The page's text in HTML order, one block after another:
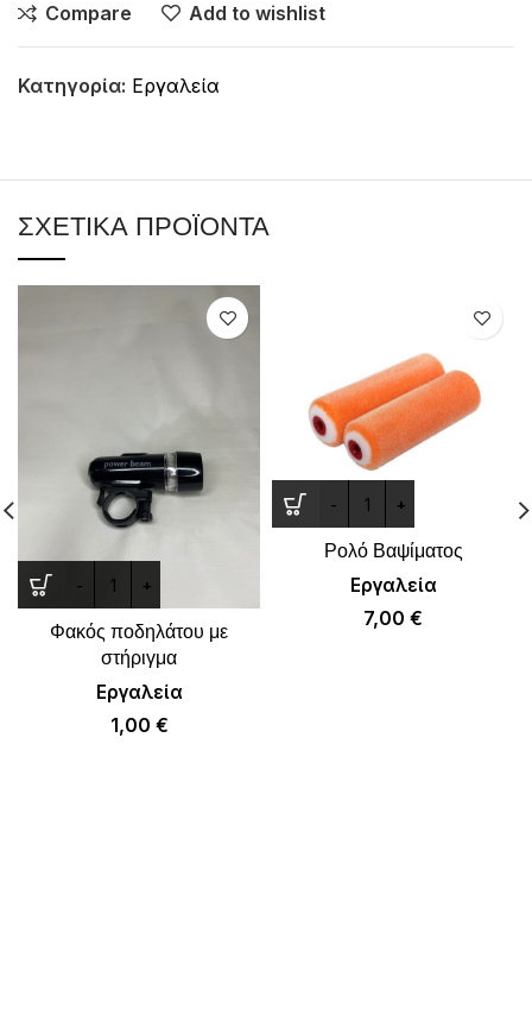
Compare Add to wishlist
Κατηγορία: Εργαλεία
ΣΧΕΤΙΚΆ ΠΡΟΪΌΝΤΑ
Φακός ποδηλάτου με
στήριγμα
Εργαλεία
1,00 €
Ρολό Βαψίματος
Εργαλεία
7,00 €